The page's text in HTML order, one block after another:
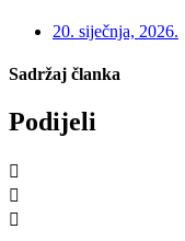
20. siječnja, 2026.
Sadržaj članka
Podijeli